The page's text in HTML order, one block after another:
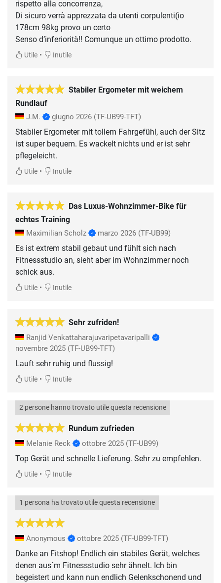
rispetto alla concorrenza,
Di sicuro verrà apprezzata da utenti corpulenti(io
178cm 98kg provo un certo
Senso d’inferiorità!! Comunque un ottimo prodotto.
Utile • Inutile
Stabiler Ergometer mit weichem
Rundlauf
J.M. giugno 2026 (TF-UB99-TFT)
Stabiler Ergometer mit tollem Fahrgefühl, auch der Sitz
ist super bequem. Es wackelt nichts und er ist sehr
pflegeleicht.
Utile • Inutile
Das Luxus-Wohnzimmer-Bike für
echtes Training
Maximilian Scholz marzo 2026 (TF-UB99)
Es ist extrem stabil gebaut und fühlt sich nach
Fitnessstudio an, sieht aber im Wohnzimmer noch
schick aus.
Utile • Inutile
Sehr zufriden!
Ranjid Venkattaharajuvaripetavaripalli
novembre 2025 (TF-UB99-TFT)
Lauft sehr ruhig und flussig!
Utile • Inutile
Rundum zufrieden
2 persone hanno trovato utile questa recensione
Melanie Reck ottobre 2025 (TF-UB99)
Top Gerät und schnelle Lieferung. Sehr zu empfehlen.
Utile • Inutile
1 persona ha trovato utile questa recensione
Anonymous ottobre 2025 (TF-UB99-TFT)
Danke an Fitshop! Endlich ein stabiles Gerät, welches
denen aus´m Fitnessstudio sehr ähnelt. Ich bin
begeistert und kann nun endlich Gelenkschonend und